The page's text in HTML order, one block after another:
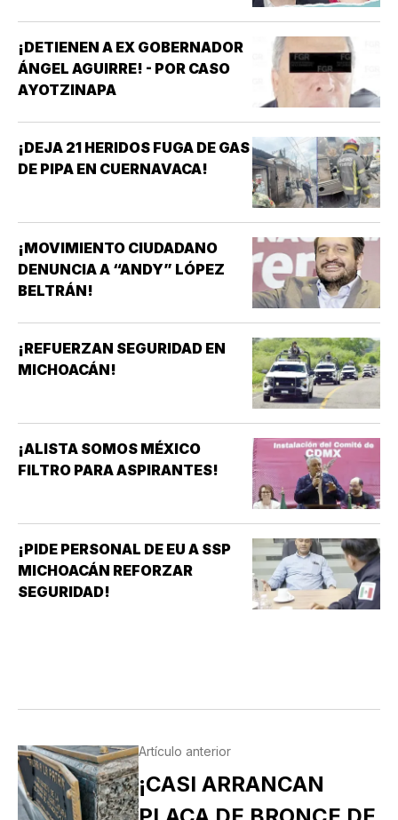
¡DETIENEN A EX GOBERNADOR
ÁNGEL AGUIRRE! - POR CASO
AYOTZINAPA
¡DEJA 21 HERIDOS FUGA DE GAS
DE PIPA EN CUERNAVACA!
¡MOVIMIENTO CIUDADANO
DENUNCIA A “ANDY” LÓPEZ
BELTRÁN!
¡REFUERZAN SEGURIDAD EN
MICHOACÁN!
¡ALISTA SOMOS MÉXICO
FILTRO PARA ASPIRANTES!
¡PIDE PERSONAL DE EU A SSP
MICHOACÁN REFORZAR
SEGURIDAD!
Artículo anterior
¡CASI ARRANCAN